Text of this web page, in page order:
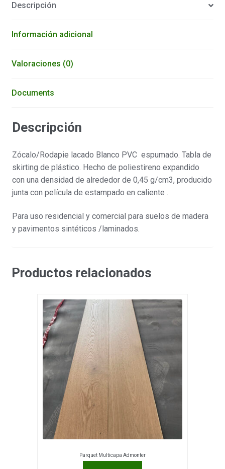
Descripción
Información adicional
Valoraciones (0)
Documents
Descripción
Zócalo/Rodapie lacado Blanco PVC espumado. Tabla de
skirting de plástico. Hecho de poliestireno expandido
con una densidad de alrededor de 0,45 g/cm3, producido
junta con película de estampado en caliente .
Para uso residencial y comercial para suelos de madera
y pavimentos sintéticos /laminados.
Productos relacionados
Parquet Multicapa Admonter